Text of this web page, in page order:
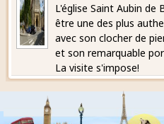
L'église Saint Aubin
être une des plus
avec son clocher de
et son remarquable
La visite s'impose!